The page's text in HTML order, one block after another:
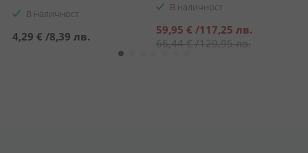
В наличност
4,29 € /8,39 лв.
В наличност
Специална
цена
59,95 € /117,25 лв.
66,44 €/129,95 лв.